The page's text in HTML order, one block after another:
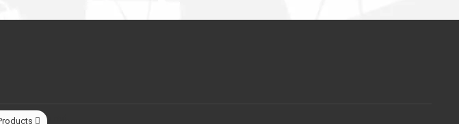
byDits.md